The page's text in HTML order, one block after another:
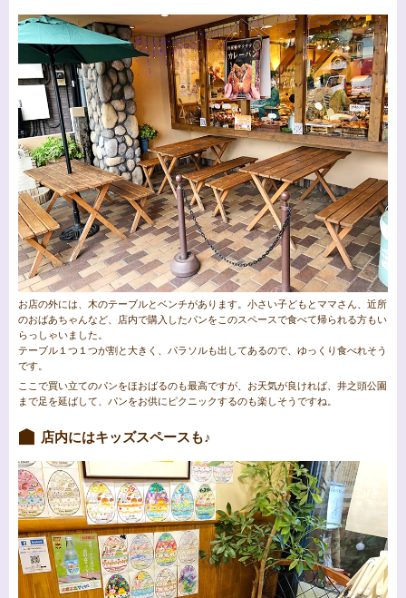
お店の外には、木のテーブルとベンチがあります。小さい子どもとママさん、近所
のおばあちゃんなど、店内で購入したパンをこのスペースで食べて帰られる方もい
らっしゃいました。
テーブル１つ１つが割と大きく、パラソルも出してあるので、ゆっくり食べれそう
です。
ここで買い立てのパンをほおばるのも最高ですが、お天気が良ければ、井之頭公園
まで足を延ばして、パンをお供にピクニックするのも楽しそうですね。
店内にはキッズスペースも♪